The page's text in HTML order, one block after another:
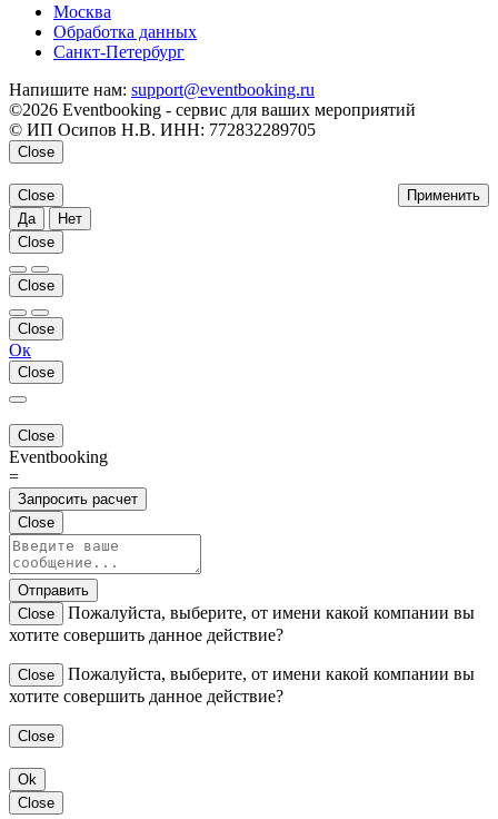
Москва
Обработка данных
Санкт-Петербург
Напишите нам: support@eventbooking.ru
©2026 Eventbooking - сервис для ваших мероприятий
© ИП Осипов Н.В. ИНН: 772832289705
Close
Применить
Close
Да
Нет
Close
Close
Close
Ок
Close
Close
Eventbooking
=
Запросить расчет
Close
Отправить
Close
Пожалуйста, выберите, от имени какой компании вы
хотите совершить данное действие?
Close
Пожалуйста, выберите, от имени какой компании вы
хотите совершить данное действие?
Close
Ok
Close